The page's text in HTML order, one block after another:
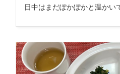
日中はまだぽかぽかと温かい